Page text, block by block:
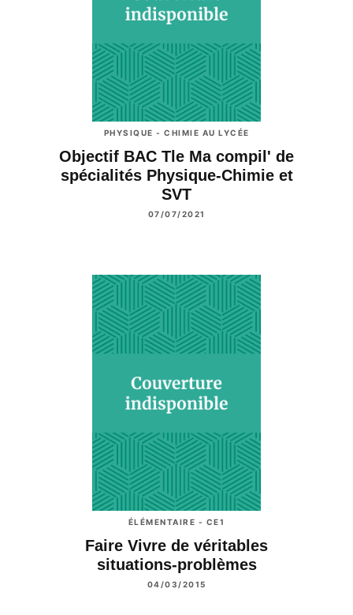
PHYSIQUE - CHIMIE AU LYCÉE
Objectif BAC Tle Ma compil' de
spécialités Physique-Chimie et
SVT
07/07/2021
ÉLÉMENTAIRE - CE1
Faire Vivre de véritables
situations-problèmes
04/03/2015